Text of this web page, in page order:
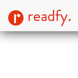
readfy.